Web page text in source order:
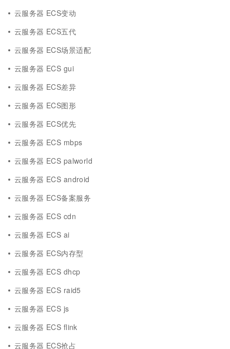
云服务器 ECS变动
云服务器 ECS五代
云服务器 ECS场景适配
云服务器 ECS gui
云服务器 ECS差异
云服务器 ECS图形
云服务器 ECS优先
云服务器 ECS mbps
云服务器 ECS palworld
云服务器 ECS android
云服务器 ECS备案服务
云服务器 ECS cdn
云服务器 ECS ai
云服务器 ECS内存型
云服务器 ECS dhcp
云服务器 ECS raid5
云服务器 ECS js
云服务器 ECS flink
云服务器 ECS抢占